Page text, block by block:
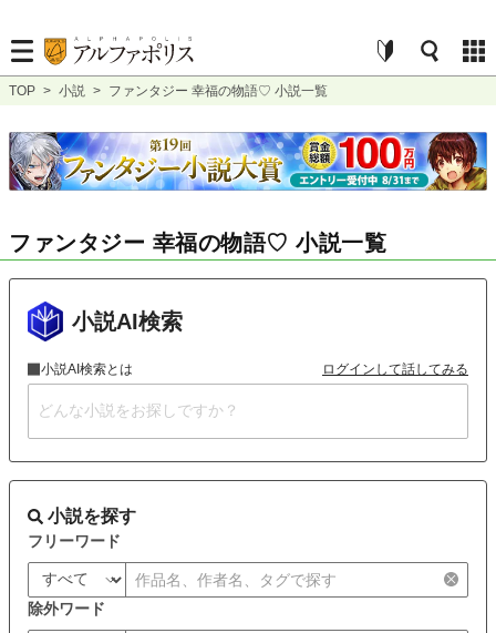
TOP > 小説 > ファンタジー 幸福の物語♡ 小説一覧
ファンタジー 幸福の物語♡ 小説一覧
小説AI検索
小説AI検索とは ログインして話してみる
小説を探す
フリーワード
除外ワード